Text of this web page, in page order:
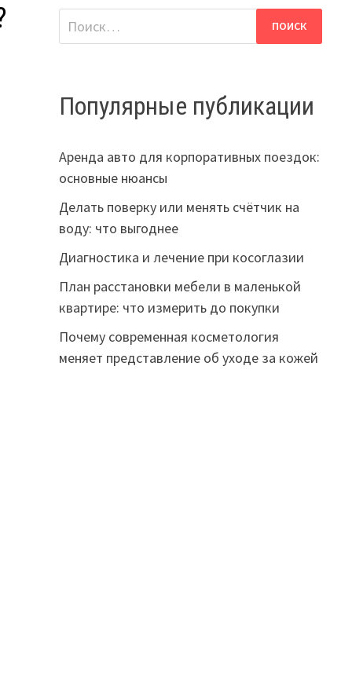
Найти:
Популярные публикации
Аренда авто для корпоративных поездок:
основные нюансы
Делать поверку или менять счётчик на
воду: что выгоднее
Диагностика и лечение при косоглазии
План расстановки мебели в маленькой
квартире: что измерить до покупки
Почему современная косметология
меняет представление об уходе за кожей